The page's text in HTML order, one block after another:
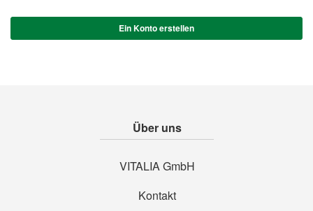
Ein Konto erstellen
Über uns
VITALIA GmbH
Kontakt